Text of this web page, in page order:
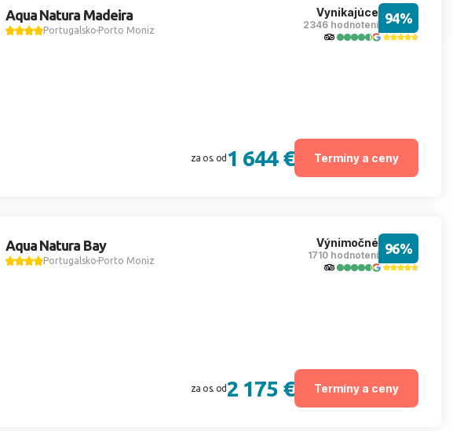
Aqua Natura Madeira
PortugalskoPorto Moniz
Vynikajúce
2346 hodnotení 94%
za os. od 1 644 € Termíny a ceny
Aqua Natura Bay
PortugalskoPorto Moniz
Výnimočné
1710 hodnotení 96%
za os. od2 175 € Termíny a ceny